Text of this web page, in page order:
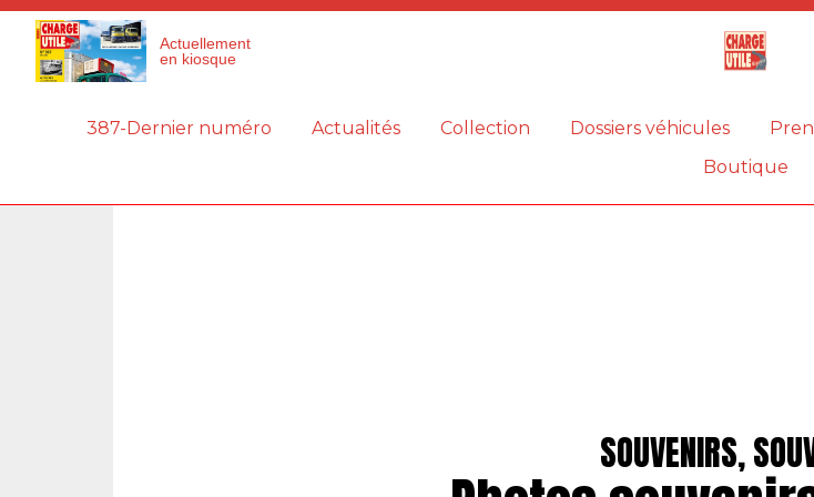
Actuellement
en kiosque
387-Dernier numéro Actualités Collection Dossiers véhicules
Boutique
SOUVENIRS,
Panneau de gestion des cookies